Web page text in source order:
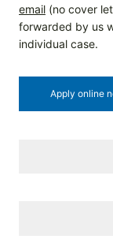
email (no cover
forwarded by us
individual case.
Apply online